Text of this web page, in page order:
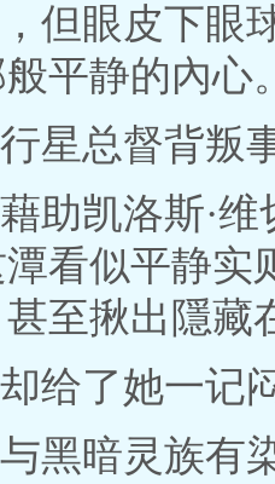
但眼皮下眼
平静的內心
星总督背叛
助凯洛斯·
看似平静实
至揪出隱藏
给了她一记
黑暗灵族有